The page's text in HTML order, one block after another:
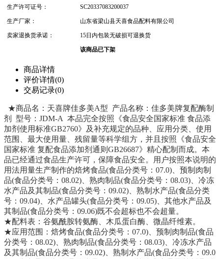
生产许可证号： SC20337083200037
生产厂家： 山东省梁山县天喜食品配料有限公司
卖家退换货承诺： 15日内包装无破损可退换货
该商品已下架
商品详情
评价详情(0)
交易记录(0)
★商品名：天喜牌佳多美A型 产品名称：佳多美牌复配酶制
剂 型号：JDM-A 本品完全按照《食品安全国家标准 食品添
加剂使用标准GB2760》及补充规定的品种、应用分类、使用
范围、最大使用量、残留量等科学组方，并且按照《食品安全
国家标准 复配食品添加剂通则GB26687》精心配制而成。本
品已经通过食品生产许可，保障食品安全。用户按照本说明的
用法用量生产制作的焙烤食品(食品分类号：07.0)、预制肉制
品(食品分类号：08.02)、熟肉制品(食品分类号：08.03)、冷冻
水产品及其制品(食品分类号：09.02)、熟制水产品(食品分类
号：09.04)、水产品罐头(食品分类号：09.05)、其他水产品及
其制品(食品分类号：09.06)既不会超标也不会超量。
★配料表：谷氨酰胺转氨酶、木瓜蛋白酶、微晶纤维素。
★应用范围：焙烤食品(食品分类号：07.0)、预制肉制品(食品
分类号：08.02)、熟肉制品(食品分类号：08.03)、冷冻水产品
及其制品(食品分类号：09.02)、熟制水产品(食品分类号：09.0